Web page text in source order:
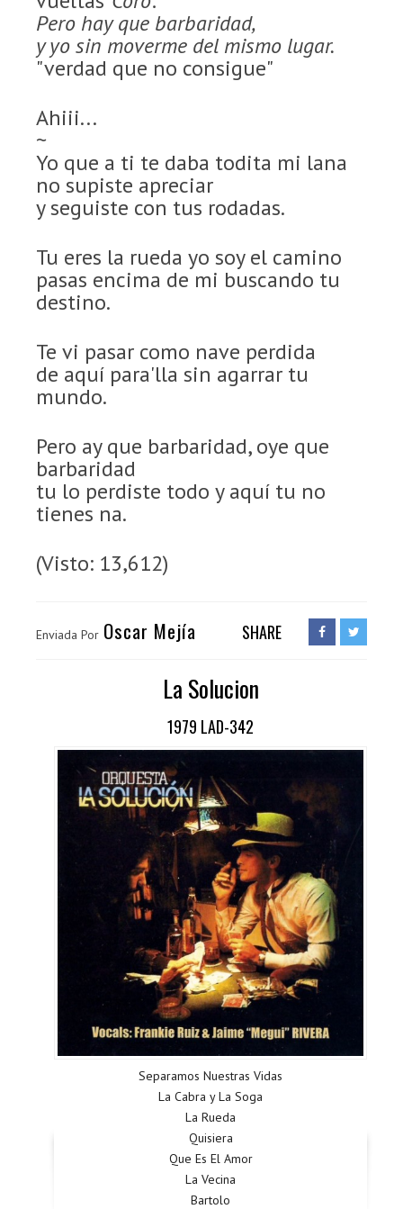
Pero hay que barbaridad,
y yo sin moverme del mismo lugar.
"verdad que no consigue"
Ahiii...
~
Yo que a ti te daba todita mi lana
no supiste apreciar
y seguiste con tus rodadas.
Tu eres la rueda yo soy el camino
pasas encima de mi buscando tu
destino.
Te vi pasar como nave perdida
de aquí para'lla sin agarrar tu
mundo.
Pero ay que barbaridad, oye que
barbaridad
tu lo perdiste todo y aquí tu no
tienes na.
(Visto: 13,612)
Enviada Por Oscar Mejía SHARE
La Solucion
1979 LAD-342
Separamos Nuestras Vidas
La Cabra y La Soga
La Rueda
Quisiera
Que Es El Amor
La Vecina
Bartolo